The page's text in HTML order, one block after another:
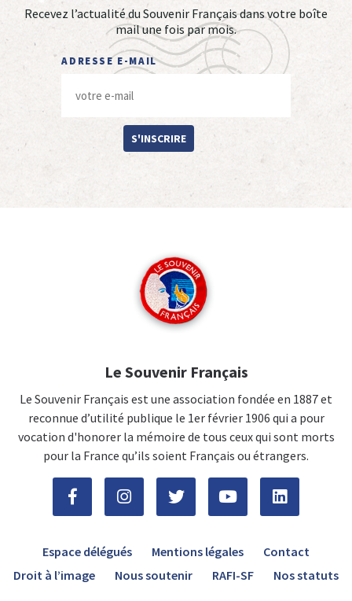
Recevez l’actualité du Souvenir Français dans votre boîte
mail une fois par mois.
ADRESSE E-MAIL
S'INSCRIRE
Le Souvenir Français
Le Souvenir Français est une association fondée en 1887 et
reconnue d’utilité publique le 1er février 1906 qui a pour
vocation d'honorer la mémoire de tous ceux qui sont morts
pour la France qu’ils soient Français ou étrangers.
Espace délégués Mentions légales
Contact
Droit à l’image
Nous soutenir RAFI-SF Nos statuts